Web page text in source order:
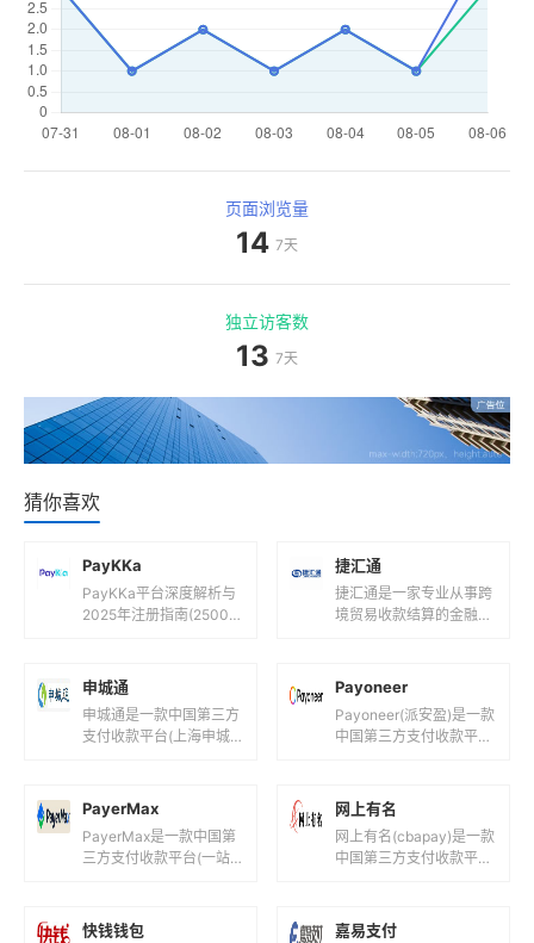
页面浏览量
14 7天
独立访客数
13 7天
猜你喜欢
PayKKa
PayKKa平台深度解析与
2025年注册指南(2500
1 平台背景...
捷汇通
捷汇通是一家专业从事跨
境贸易收款结算的金融科
汇通支持多种主流货币，
包括但不限...
申城通
申城通是一款中国第三方
支付收款平台(上海申城
货币之间的电子支付、转
账和汇款服...
Payoneer
Payoneer(派安盈)是一款
中国第三方支付收款平台
币,美元,欧元,英镑...
PayerMax
PayerMax是一款中国第
三方支付收款平台(一站
等国际主流货币之间的电
网上有名
网上有名(cbapay)是一款
中国第三方支付收款平台
人民币等国际主流货币之
快钱钱包 嘉易支付